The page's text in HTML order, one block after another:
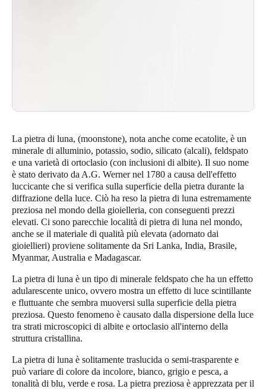
La pietra di luna, (moonstone), nota anche come ecatolite, è un
minerale di alluminio, potassio, sodio, silicato (alcali), feldspato
e una varietà di ortoclasio (con inclusioni di albite). Il suo nome
è stato derivato da A.G. Werner nel 1780 a causa dell'effetto
luccicante che si verifica sulla superficie della pietra durante la
diffrazione della luce. Ciò ha reso la pietra di luna estremamente
preziosa nel mondo della gioielleria, con conseguenti prezzi
elevati. Ci sono parecchie località di pietra di luna nel mondo,
anche se il materiale di qualità più elevata (adornato dai
gioiellieri) proviene solitamente da Sri Lanka, India, Brasile,
Myanmar, Australia e Madagascar.
La pietra di luna è un tipo di minerale feldspato che ha un effetto
adularescente unico, ovvero mostra un effetto di luce scintillante
e fluttuante che sembra muoversi sulla superficie della pietra
preziosa. Questo fenomeno è causato dalla dispersione della luce
tra strati microscopici di albite e ortoclasio all'interno della
struttura cristallina.
La pietra di luna è solitamente traslucida o semi-trasparente e
può variare di colore da incolore, bianco, grigio e pesca, a
tonalità di blu, verde e rosa. La pietra preziosa è apprezzata per il